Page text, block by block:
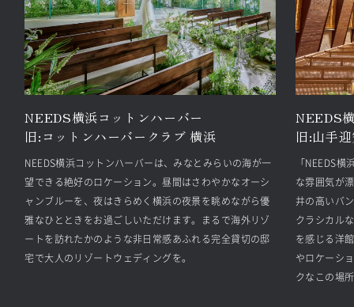
NEEDS横浜コットンハーバー
旧: コットンハーバークラブ 横浜
NEEDS横浜コットンハーバーは、みなとみらいの海が一
望できる絶好のロケーション。昼間はさわやかなオーシ
ャンブルーを、夜はきらめく横浜の夜景を眺めながら優
雅なひとときをお過ごしいただけます。まるで海外リゾ
ートを訪れたかのような非日常感あふれる完全貸切の邸
宅で大人のリゾートウェディングを。
NEEDS
旧:山手
「NEEDS
な雰囲気が
井の高いバ
クラシカル
を感じる洋
やロケーシ
クなこの場